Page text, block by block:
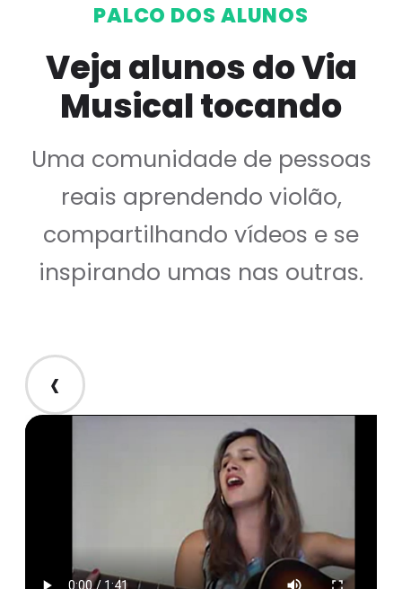
PALCO DOS ALUNOS
Veja alunos do Via
Musical tocando
Uma comunidade de pessoas
reais aprendendo violão,
compartilhando vídeos e se
inspirando umas nas outras.
‹